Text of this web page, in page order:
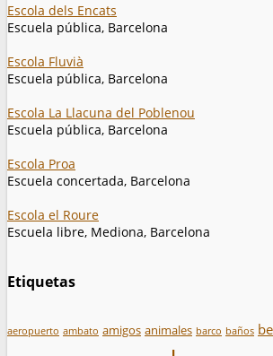
Escola dels Encats
Escuela pública, Barcelona
Escola Fluvià
Escuela pública, Barcelona
Escola La Llacuna del Poblenou
Escuela pública, Barcelona
Escola Proa
Escuela concertada, Barcelona
Escola el Roure
Escuela libre, Mediona, Barcelona
Etiquetas
aeropuerto ambato amigos animales barco baños